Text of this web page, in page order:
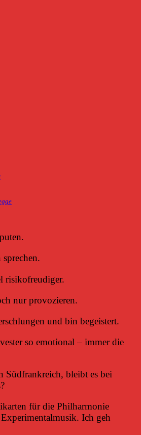
risikofreudiger.
nur provozieren.
und bin begeistert.
so emotional – immer die
Südfrankreich, bleibt es bei
für die Philharmonie
Ich geh